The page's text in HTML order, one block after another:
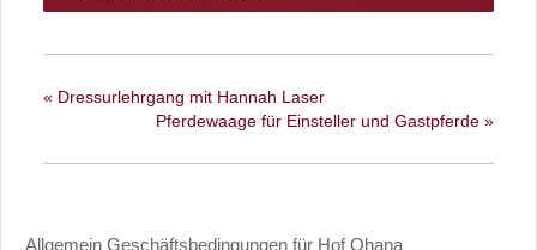
« Dressurlehrgang mit Hannah Laser
Pferdewaage für Einsteller und Gastpferde »
Allgemein Geschäftsbedingungen für Hof Ohana